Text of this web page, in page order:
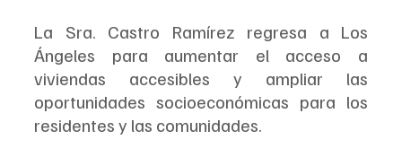
La Sra. Castro Ramírez regresa a Los
Ángeles para aumentar el acceso a
viviendas accesibles y ampliar las
oportunidades socioeconómicas para los
residentes y las comunidades.